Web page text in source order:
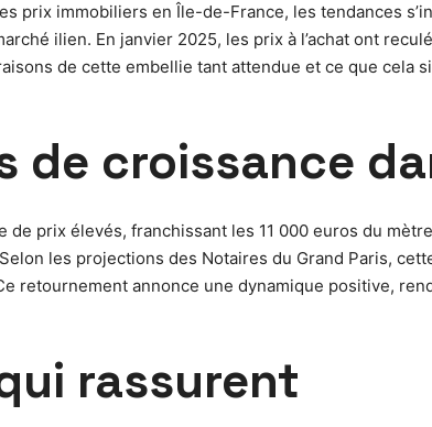
prix immobiliers en Île-de-France, les tendances
ilien. En janvier 2025, les prix à l’achat ont
de cette embellie tant attendue et ce que cela
de croissance
prix élevés, franchissant les 11 000 euros du
les projections des Notaires du Grand Paris,
retournement annonce une dynamique positive,
rassurent